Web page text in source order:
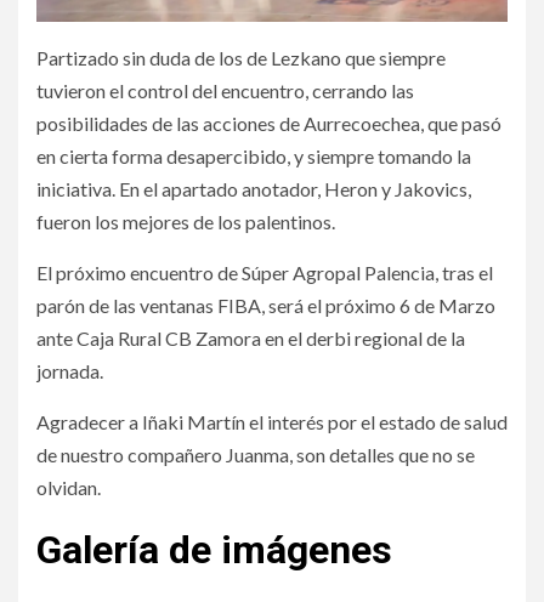
Partizado sin duda de los de Lezkano que siempre
tuvieron el control del encuentro, cerrando las
posibilidades de las acciones de Aurrecoechea, que pasó
en cierta forma desapercibido, y siempre tomando la
iniciativa. En el apartado anotador, Heron y Jakovics,
fueron los mejores de los palentinos.
El próximo encuentro de Súper Agropal Palencia, tras el
parón de las ventanas FIBA, será el próximo 6 de Marzo
ante Caja Rural CB Zamora en el derbi regional de la
jornada.
Agradecer a Iñaki Martín el interés por el estado de salud
de nuestro compañero Juanma, son detalles que no se
olvidan.
Galería de imágenes